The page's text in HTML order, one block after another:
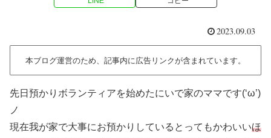
2023.09.03
本ブログ運営のため、記事内に広告リンクが含まれています。
先日預かりボランティアを始めたにいで家のママです(‘ω’)
ノ
現在我が家で大事にお預かりしているとってもかわいいほ